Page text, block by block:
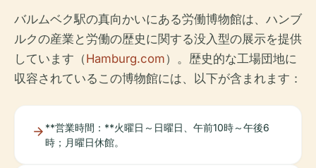
バルムベク駅の真向かいにある労働博物館は、ハンブ
ルクの産業と労働の歴史に関する没入型の展示を提供
しています（Hamburg.com）。歴史的な工場団地に
収容されているこの博物館には、以下が含まれます：
**営業時間：**火曜日～日曜日、午前10時～午後6
時；月曜日休館。